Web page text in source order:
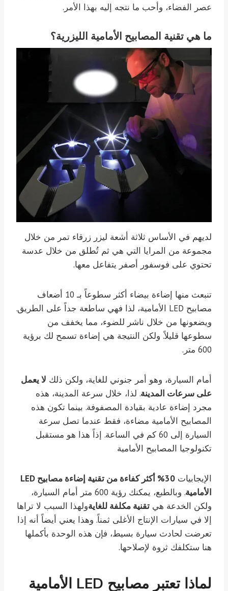
عصر الفضاء، وأحب ما نتجه إليه بهذا الأمر.
ما هي تقنية المصابيح الأمامية الليزرية؟
لديهم في الأساس ثلاثة أشعة ليزر زرقاء تمر من خلال
مجموعة من المرايا التي هي ثم تُطلق من خلال عدسة
تحتوي على فوسفور أصفر يتفاعل معها.
تنبعث منها إضاءة بيضاء أكثر سطوعاً بـ 10 أضعاف
مصابيح LED الأمامية، لذا فهي ساطعة جداً على الطريق.
ويضعونها من خلال ناشر للضوء، مما يخفف من
سطوعها قليلاً. ولكن النتيجة هي إضاءة تسمح لك برؤية
600 متر.
أمام السيارة، وهو أمر جنوني للغاية، ولكن ذلك لا يعمل
على سرعات المدينة. لذا، خلال سرعة المدينة، هذه
مجرد إضاءة عادية بقيادة المصفوفة. بينما تكون هذه
المصابيح الأمامية مضاءة، فقط عندما تصل سرعة
السيارة إلى 60 كم في الساعة. إذاً هذا هو مستقبل
تكنولوجيا المصابيح الأمامية
الإيجابيات
30% أكثر كفاءة من تقنية إضاءة مصابيح LED
الأمامية
. وبالطبع، يمكنك رؤية 600 متر أمام السيارة،
ولكن الخدعة هي تقنية مكلفة للغايةولهذا السبب لا تراها
إلا في سيارات الإنتاج الأغلى ثمناً. وهذا يعني أيضاً أنه إذا
تعرضت لحادث سيارة بسيط، فإن هذه الوحدة بأكملها
هنا ستكلفك ثروة لإصلاحها.
لماذا تعتبر مصابيح LED الأمامية